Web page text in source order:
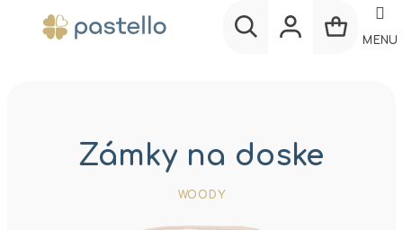
MENU
Zámky na doske
WOODY